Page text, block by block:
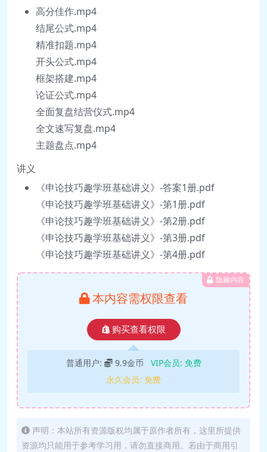
坎坷、诋毁和挫折。但我们从未放弃，面对
困难，我们坚持世上无难事，只怕有心人；
面对挫折，我们信奉刀在石上磨，人在事上
练；面对诋毁，我们相信吹灭别人的灯，并
不会让自己更加光明。
越是黑暗的天空，越能看见星河。亲爱的同
学，勇敢的前行吧！你是高山之巅的藏玉之
待雕琢，一切皆有可能！总有一天，千帆过
尽，我们将合肩执手，坐地日行八万里，巡
天遥看一千河！
公考相丽君团队全体成员
高分佳作.mp4
结尾公式.mp4
精准扣题.mp4
开头公式.mp4
框架搭建.mp4
论证公式.mp4
全面复盘结营仪式.mp4
全文速写复盘.mp4
主题盘点.mp4
讲义
《申论技巧趣学班基础讲义》-答案1册.pdf
《申论技巧趣学班基础讲义》-第1册.pdf
《申论技巧趣学班基础讲义》-第2册.pdf
《申论技巧趣学班基础讲义》-第3册.pdf
《申论技巧趣学班基础讲义》-第4册.pdf
隐藏内容
本内容需权限查看
购买查看权限
普通用户: 9.9金币 VIP会员: 免费
永久会员: 免费
声明：本站所有资源版权均属于原作者所有，这里所提供
资源均只能用于参考学习用，请勿直接商用。若由于商用引